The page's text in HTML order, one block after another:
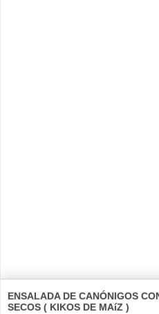
ENSALADA DE CANÓNIGOS
SECOS ( KIKOS DE MAíZ )